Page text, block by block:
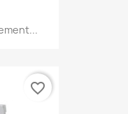
favorite_border